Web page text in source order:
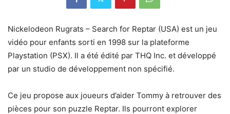
Nickelodeon Rugrats – Search for Reptar (USA) est un jeu
vidéo pour enfants sorti en 1998 sur la plateforme
Playstation (PSX). Il a été édité par THQ Inc. et développé
par un studio de développement non spécifié.
Ce jeu propose aux joueurs d’aider Tommy à retrouver des
pièces pour son puzzle Reptar. Ils pourront explorer